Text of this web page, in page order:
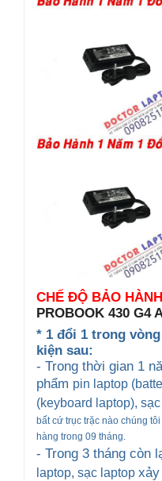
CHẾ ĐỘ BẢO
PROBOOK 430 G4
* 1 đổi 1 trong
kiện sau:
- Trong thời gian 1
phẩm pin laptop
(keyboard laptop),
bất cứ trục trặc nào chúng
hàng trong 09 tháng.
- Trong 3 tháng còn
laptop, sạc laptop